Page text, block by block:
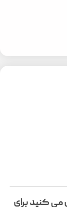
می کنید برای